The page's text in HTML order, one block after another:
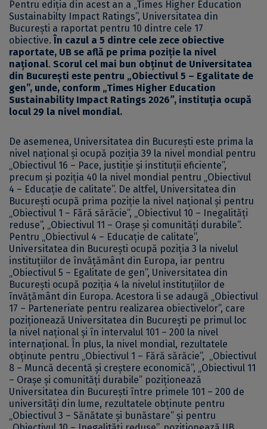
Pentru ediția din acest an a „Times Higher Education
Sustainabilty Impact Ratings”, Universitatea din
București a raportat pentru 10 dintre cele 17
obiective. În cazul a 5 dintre cele zece obiective
raportate, UB se află pe prima poziție la nivel
național. Scorul cel mai bun obținut de Universitatea
din București este pentru „Obiectivul 5 – Egalitate de
gen”, unde, conform „Times Higher Education
Sustainability Impact Ratings 2026”, instituția ocupă
locul 29 la nivel mondial.
De asemenea, Universitatea din București este prima la
nivel național și ocupă poziția 39 la nivel mondial pentru
„Obiectivul 16 – Pace, justiție și instituții eficiente”,
precum și poziția 40 la nivel mondial pentru „Obiectivul
4 – Educație de calitate”. De altfel, Universitatea din
București ocupă prima poziție la nivel național și pentru
„Obiectivul 1 – Fără sărăcie”, „Obiectivul 10 – Inegalități
reduse”, „Obiectivul 11 – Orașe și comunități durabile”.
Pentru „Obiectivul 4 – Educație de calitate”,
Universitatea din București ocupă poziția 3 la nivelul
instituțiilor de învățământ din Europa, iar pentru
„Obiectivul 5 – Egalitate de gen”, Universitatea din
București ocupă poziția 4 la nivelul instituțiilor de
învățământ din Europa. Acestora li se adaugă „Obiectivul
17 – Parteneriate pentru realizarea obiectivelor”, care
poziționează Universitatea din București pe primul loc
la nivel național și în intervalul 101 – 200 la nivel
internațional. În plus, la nivel mondial, rezultatele
obținute pentru „Obiectivul 1 – Fără sărăcie”, „Obiectivul
8 – Muncă decentă și creștere economică”, „Obiectivul 11
– Orașe și comunități durabile” poziționează
Universitatea din București între primele 101 – 200 de
universități din lume, rezultatele obținute pentru
„Obiectivul 3 – Sănătate și bunăstare” și pentru